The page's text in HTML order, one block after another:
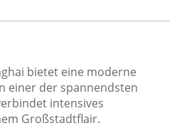
bietet eine moderne
einer der spannendsten
intensives
Großstadtflair.